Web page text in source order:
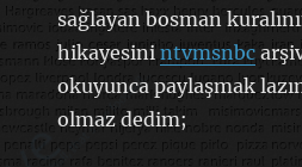
sağlayan bosman
hikayesinintvmsnbc
okuyunca paylaşmak
olmaz dedim;